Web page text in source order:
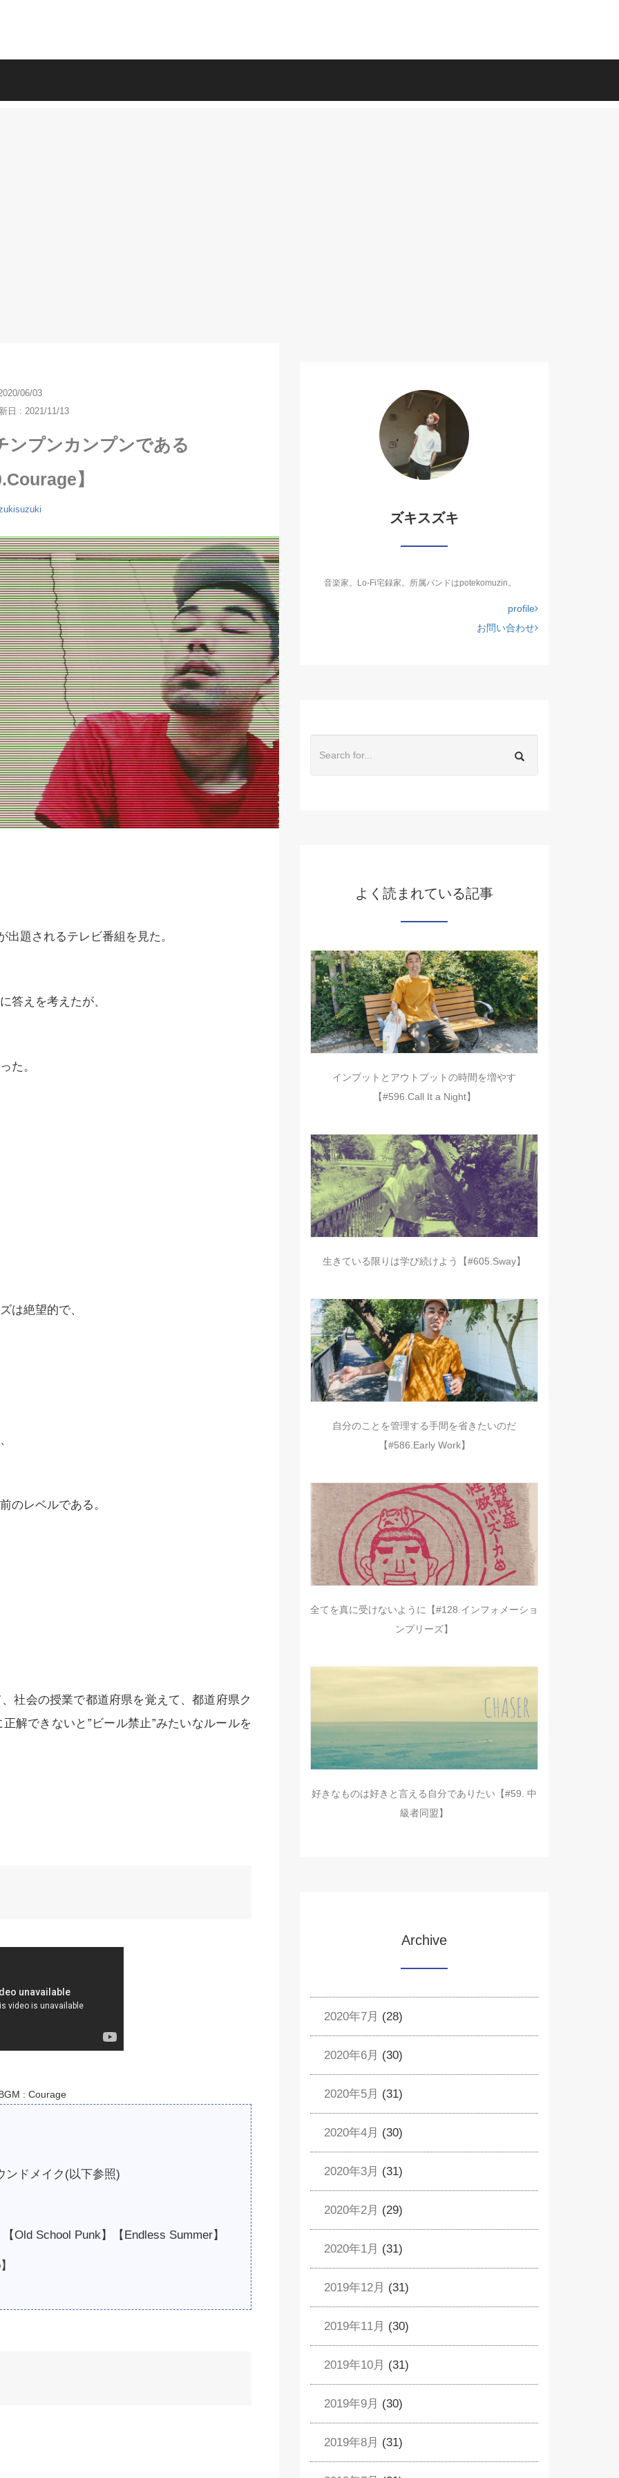
06/03
日 : 2021/11/13
ンプンカンプンである
】
出題されるテレビ番組を見た。
答えを考えたが、
た。
は絶望的で、
のレベルである。
社会の授業で都道府県を覚えて、都道府県ク
解できないと”ビール禁止”みたいなルールを
: Courage
ンドメイク(以下参照)
Old School Punk】【Endless Summer】
ズキスズキ
音楽家。Lo-Fi宅録家。所属バンドはpotekomuzin。
profile
お問い合わせ
よく読まれている記事
インプットとアウトプットの時間を増やす
【#596.Call It a Night】
生きている限りは学び続けよう【#605.Sway】
自分のことを管理する手間を省きたいのだ
【#586.Early Work】
全てを真に受けないように【#128.インフォメーショ
ンプリーズ】
好きなものは好きと言える自分でありたい【#59. 中
級者同盟】
Archive
2020年7月 (28)
2020年6月 (30)
2020年5月 (31)
2020年4月 (30)
2020年3月 (31)
2020年2月 (29)
2020年1月 (31)
2019年12月 (31)
2019年11月 (30)
2019年10月 (31)
2019年9月 (30)
2019年8月 (31)